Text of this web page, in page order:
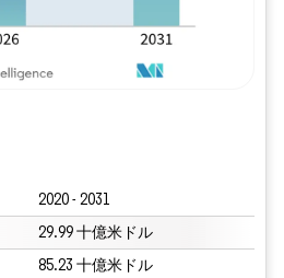
2020 - 2031
29.99 十億米ドル
85.23 十億米ドル